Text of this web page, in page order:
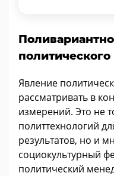
Явление
рассматривать в
измерений. Это не
политтехнологий
результатов, но и
социокультурный
политический